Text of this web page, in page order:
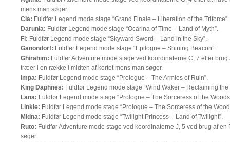
mens man søger.
Cia: Fuldfør Legend mode stage “Grand Finale – Liberation of the Triforce”.
Darunia: Fuldfør Legend mode stage “Ocarina of Time – Land of Myth”.
Fi: Fuldfør Legend mode stage “Skyward Sword – Land in the Sky”.
Ganondorf: Fuldfør Legend mode stage “Epilogue – Shining Beacon”.
Ghirahim: Fuldfør Adventure mode stage ved koordinaterne C, 7 efter
træer i en række i midten af kortet mens man søger.
Impa: Fuldfør Legend mode stage “Prologue – The Armies of Ruin”.
King Daphnes: Fuldfør Legend mode stage “Wind Waker – Reclaiming the
Lana: Fuldfør Legend mode stage “Prologue – The Sorceress of the
Linkle: Fuldfør Legend mode stage “Prologue – The Sorceress of the
Midna: Fuldfør Legend mode stage “Twilight Princess – Land of Twilight”.
Ruto: Fuldfør Adventure mode stage ved koordinaterne J, 5 ved brug af
søger.